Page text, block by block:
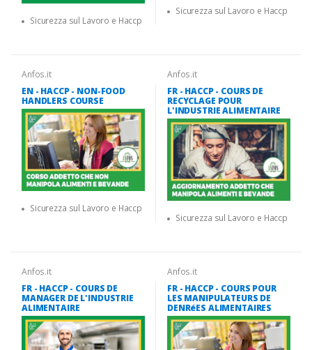
Sicurezza sul Lavoro e Haccp
Sicurezza sul Lavoro e Haccp
Anfos.it
EN - HACCP - NON-FOOD
HANDLERS COURSE
Sicurezza sul Lavoro e Haccp
Anfos.it
FR - HACCP - COURS DE
RECYCLAGE POUR
L'INDUSTRIE ALIMENTAIRE
Sicurezza sul Lavoro e Haccp
Anfos.it
FR - HACCP - COURS DE
MANAGER DE L'INDUSTRIE
ALIMENTAIRE
Anfos.it
FR - HACCP - COURS POUR
LES MANIPULATEURS DE
DENRéES ALIMENTAIRES